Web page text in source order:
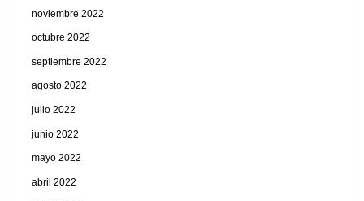
noviembre 2022
octubre 2022
septiembre 2022
agosto 2022
julio 2022
junio 2022
mayo 2022
abril 2022